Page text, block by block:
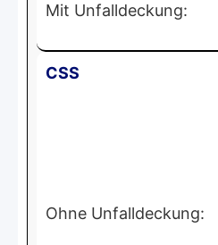
Mit Unfalldeckung:
CSS
Ohne Unfalldeckung: